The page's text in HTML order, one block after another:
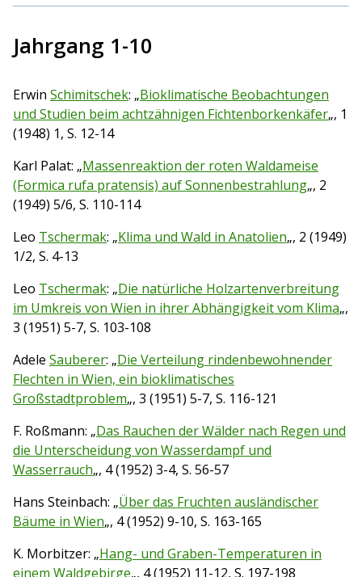
Jahrgang 1-10
Erwin Schimitschek: „Bioklimatische Beobachtungen
und Studien beim achtzähnigen Fichtenborkenkäfer„, 1
(1948) 1, S. 12-14
Karl Palat: „Massenreaktion der roten Waldameise
(Formica rufa pratensis) auf Sonnenbestrahlung„, 2
(1949) 5/6, S. 110-114
Leo Tschermak: „Klima und Wald in Anatolien„, 2 (1949)
1/2, S. 4-13
Leo Tschermak: „Die natürliche Holzartenverbreitung
im Umkreis von Wien in ihrer Abhängigkeit vom Klima„,
3 (1951) 5-7, S. 103-108
Adele Sauberer: „Die Verteilung rindenbewohnender
Flechten in Wien, ein bioklimatisches
Großstadtproblem„, 3 (1951) 5-7, S. 116-121
F. Roßmann: „Das Rauchen der Wälder nach Regen und
die Unterscheidung von Wasserdampf und
Wasserrauch„, 4 (1952) 3-4, S. 56-57
Hans Steinbach: „Über das Fruchten ausländischer
Bäume in Wien„, 4 (1952) 9-10, S. 163-165
K. Morbitzer: „Hang- und Graben-Temperaturen in
einem Waldgebirge„, 4 (1952) 11-12, S. 197-198